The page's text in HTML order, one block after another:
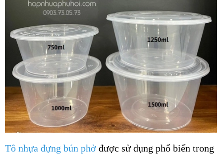
Tô nhựa đựng bún phở được sử dụng phổ biến trong